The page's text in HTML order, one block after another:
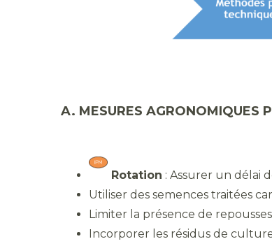
A. MESURES AGRONOMIQUES
Rotation : Assurer un délai
Utiliser des semences traitées
Limiter la présence de
Incorporer les résidus de